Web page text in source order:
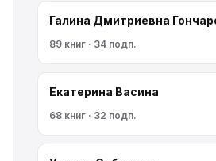
Галина Дмитриевна
89 книг · 34 подп.
Екатерина Васина
68 книг · 32 подп.